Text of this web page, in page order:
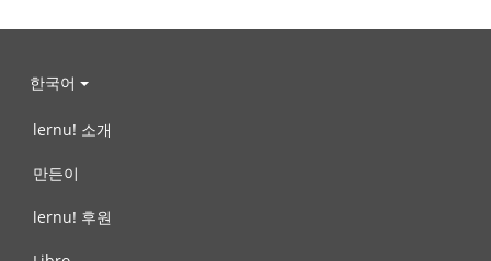
한국어
lernu! 소개
만든이
lernu! 후원